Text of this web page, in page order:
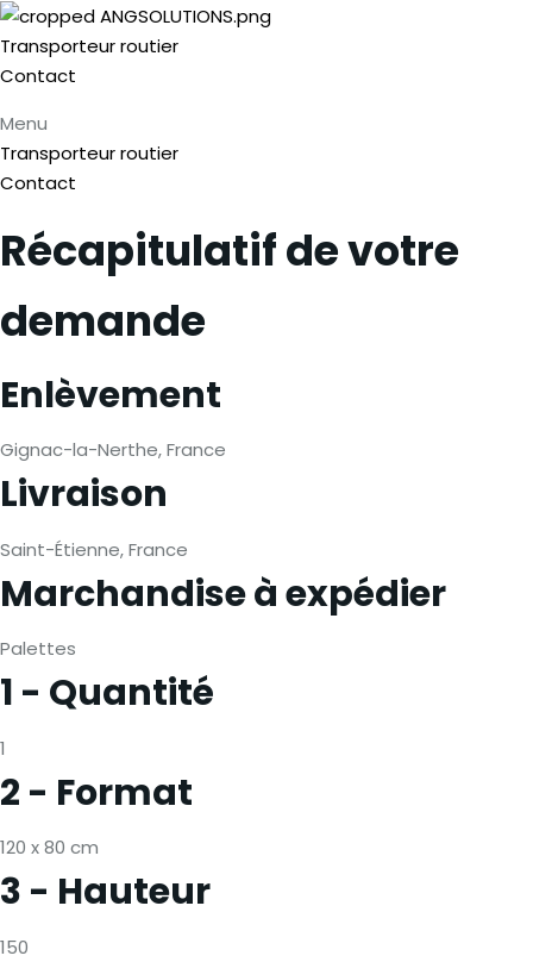
Transporteur routier
Contact
Menu
Transporteur routier
Contact
Récapitulatif de votre
demande
Enlèvement
Gignac-la-Nerthe, France
Livraison
Saint-Étienne, France
Marchandise à expédier
Palettes
1 - Quantité
1
2 - Format
120 x 80 cm
3 - Hauteur
150